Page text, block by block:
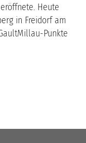
Heute
in Freidorf am
Punkte